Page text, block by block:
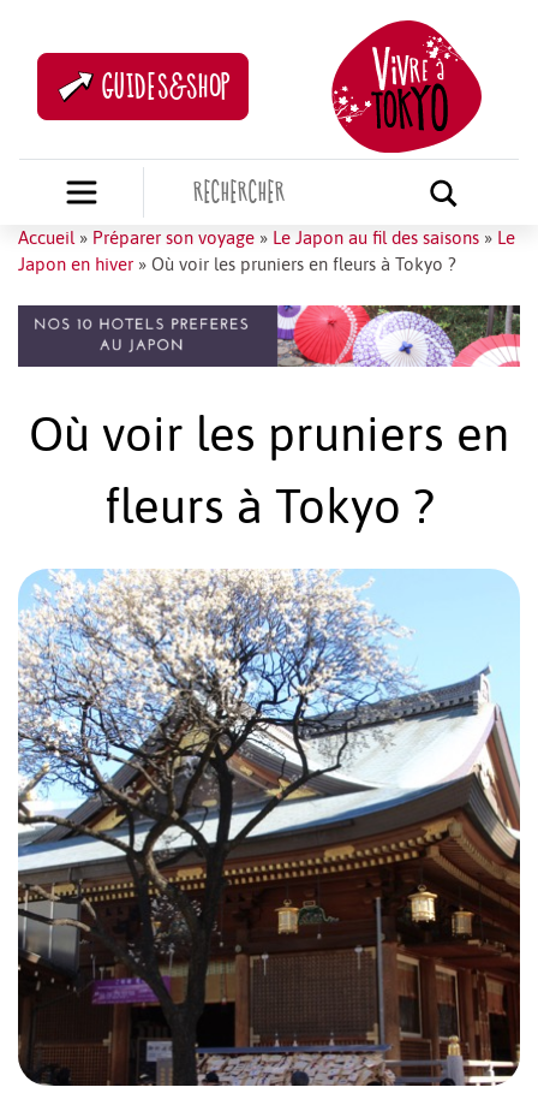
GUIDES&SHOP
Accueil » Préparer son voyage » Le Japon au fil des saisons » Le
Japon en hiver » Où voir les pruniers en fleurs à Tokyo ?
Où voir les pruniers en
fleurs à Tokyo ?